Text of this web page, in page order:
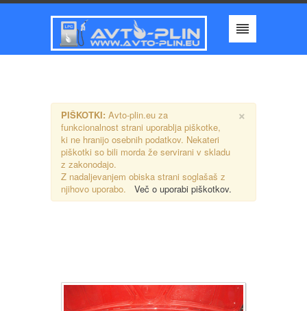
×
PIŠKOTKI: Avto-plin.eu za
funkcionalnost strani uporablja piškotke,
ki ne hranijo osebnih podatkov. Nekateri
piškotki so bili morda že servirani v skladu
z zakonodajo.
Z nadaljevanjem obiska strani soglašaš z
njihovo uporabo.
Več o uporabi piškotkov.